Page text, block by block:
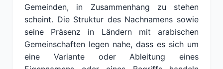
Gemeinden, in Zusammenhang zu stehen
scheint. Die Struktur des Nachnamens sowie
seine Präsenz in Ländern mit arabischen
Gemeinschaften legen nahe, dass es sich um
eine Variante oder Ableitung eines